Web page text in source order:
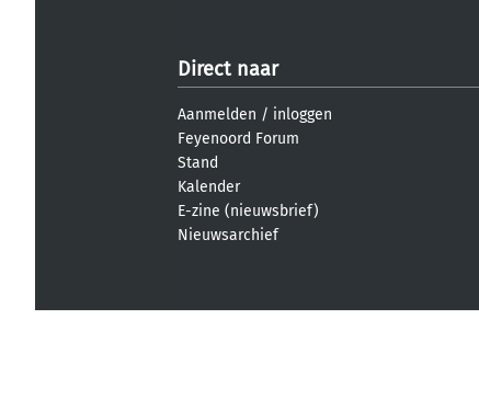
Direct naar
Aanmelden / inloggen
Feyenoord Forum
Stand
Kalender
E-zine (nieuwsbrief)
Nieuwsarchief